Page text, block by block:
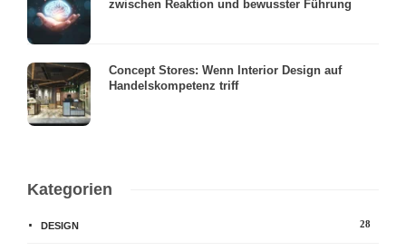
zwischen Reaktion und bewusster Führung
Concept Stores: Wenn Interior Design auf
Handelskompetenz triff
Kategorien
DESIGN 28